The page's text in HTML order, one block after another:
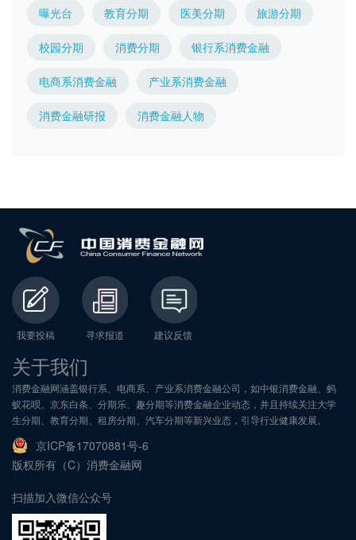
曝光台 教育分期 医美分期 旅游分期
校园分期 消费分期 银行系消费金融
电商系消费金融 产业系消费金融
消费金融研报 消费金融人物
我要投稿 寻求报道 建议反馈
关于我们
消费金融网涵盖银行系、电商系、产业系消费金融公司，如中银消费金融、蚂
蚁花呗、京东白条、分期乐、趣分期等消费金融企业动态，并且持续关注大学
生分期、教育分期、租房分期、汽车分期等新兴业态，引导行业健康发展。
京ICP备17070881号-6
版权所有（C）消费金融网
扫描加入微信公众号